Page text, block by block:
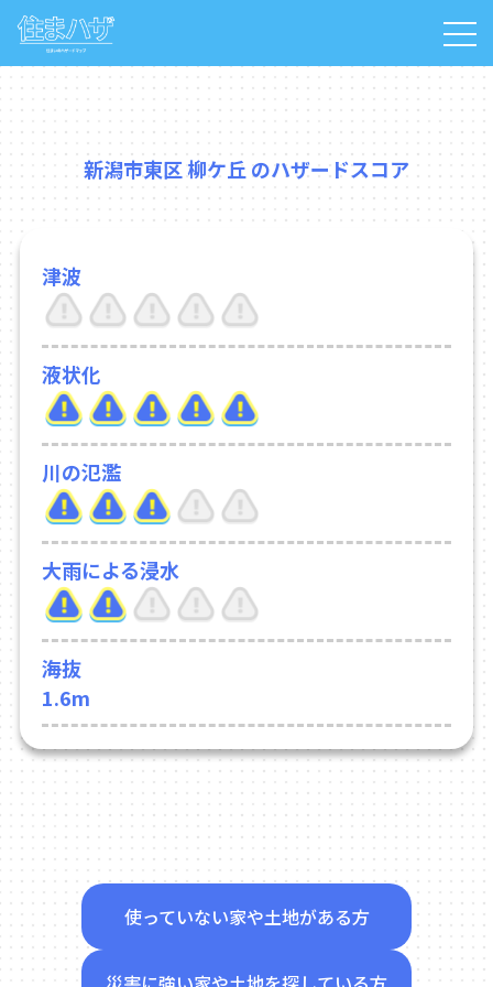
新潟市東区 柳ケ丘 のハザードスコア
津波
液状化
川の氾濫
大雨による浸水
海抜
1.6m
使っていない家や土地がある方